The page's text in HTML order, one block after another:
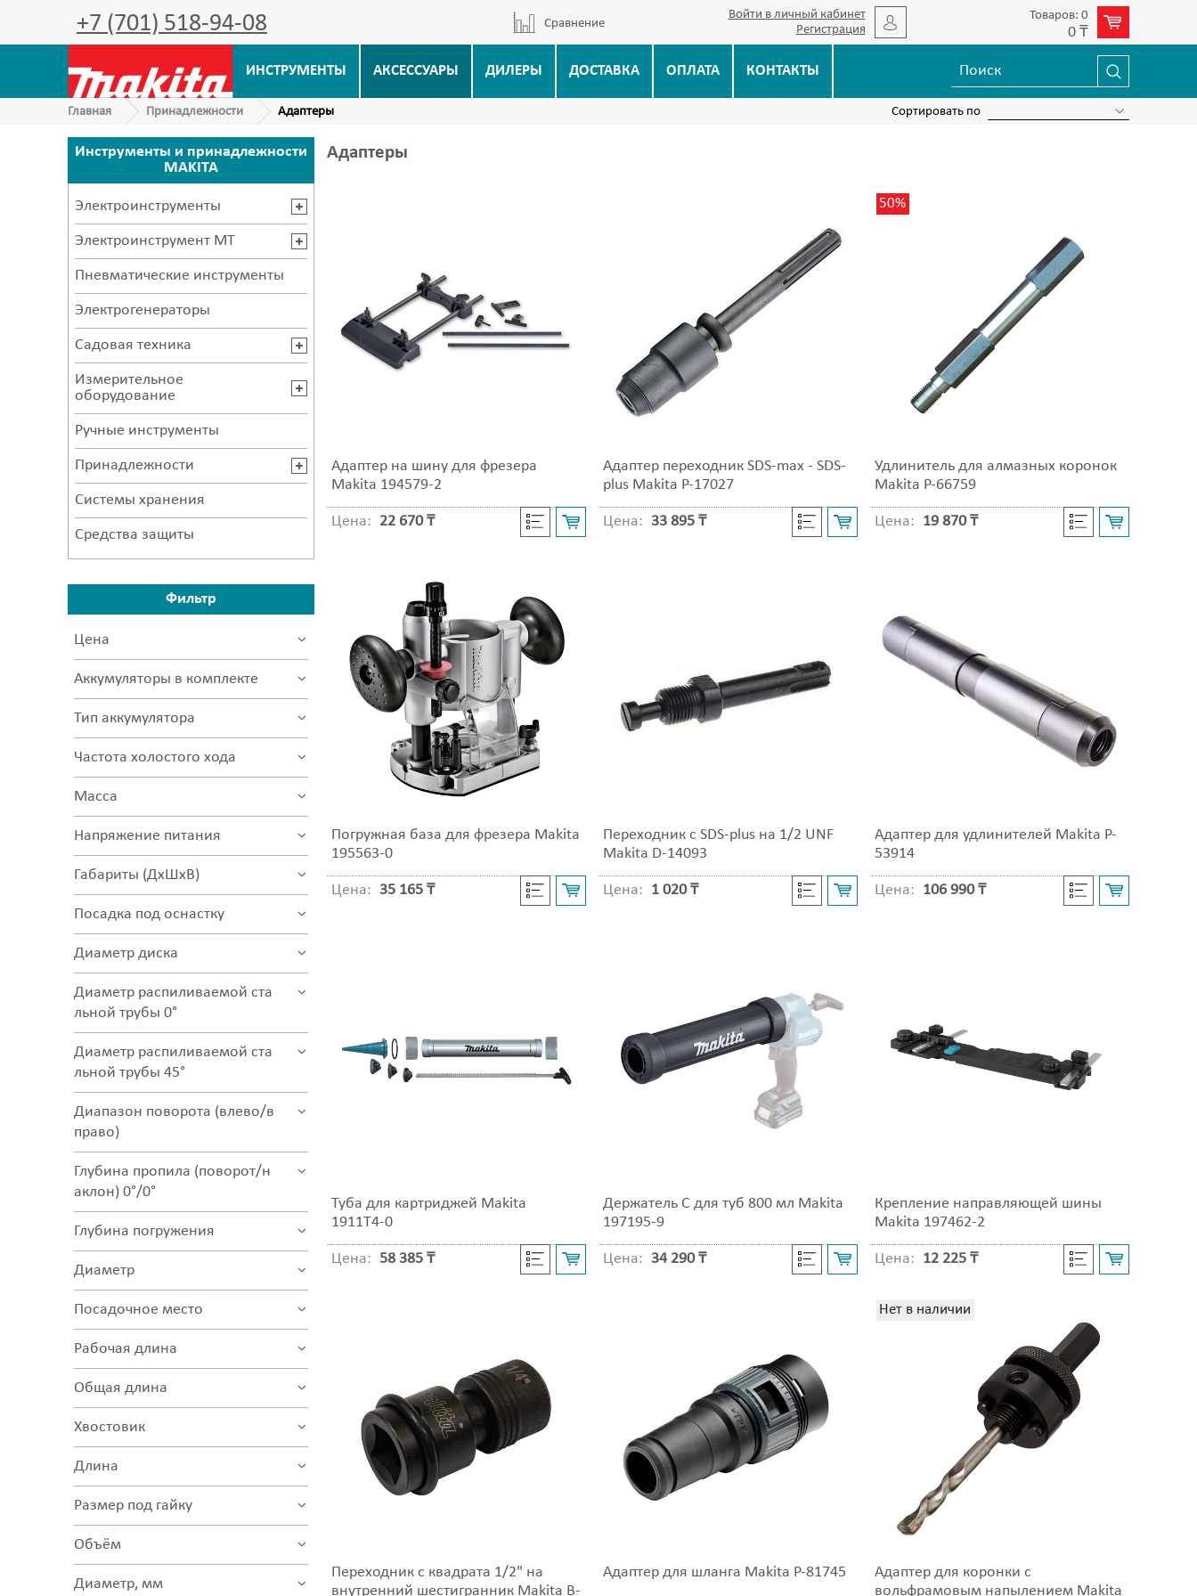
+7 (701) 518-94-08 Сравнение
Войти в личный кабинет
Регистрация
Товаров: 0
0 ₸
ИНСТРУМЕНТЫ АКСЕССУАРЫ ДИЛЕРЫ ДОСТАВКА ОПЛАТА КОНТАКТЫ
Главная Принадлежности Адаптеры Сортировать по
Адаптеры
Адаптер на шину для фрезера
Makita 194579-2
Цена: 22 670 ₸
Адаптер переходник SDS-max - SDS-
plus Makita P-17027
Цена: 33 895 ₸
50%
Удлинитель для алмазных коронок
Makita P-66759
Цена: 19 870 ₸
Погружная база для фрезера Makita
195563-0
Цена: 35 165 ₸
Переходник с SDS-plus на 1/2 UNF
Makita D-14093
Цена: 1 020 ₸
Адаптер для удлинителей Makita P-
53914
Цена: 106 990 ₸
Туба для картриджей Makita
1911T4-0
Цена: 58 385 ₸
Держатель C для туб 800 мл Makita
197195-9
Цена: 34 290 ₸
Крепление направляющей шины
Makita 197462-2
Цена: 12 225 ₸
Переходник с квадрата 1/2" на
внутренний шестигранник Makita B-
Адаптер для шланга Makita P-81745
Нет в наличии
Адаптер для коронки с
вольфрамовым напылением Makita
Инструменты и принадлежности
MAKITA
Электроинструменты
Электроинструмент MT
Пневматические инструменты
Электрогенераторы
Садовая техника
Измерительное
оборудование
Ручные инструменты
Принадлежности
Системы хранения
Средства защиты
Фильтр
Цена
Аккумуляторы в комплекте
Тип аккумулятора
Частота холостого хода
Масса
Напряжение питания
Габариты (ДхШхВ)
Посадка под оснастку
Диаметр диска
Диаметр распиливаемой ста
льной трубы 0°
Диаметр распиливаемой ста
льной трубы 45°
Диапазон поворота (влево/в
право)
Глубина пропила (поворот/н
аклон) 0°/0°
Глубина погружения
Диаметр
Посадочное место
Рабочая длина
Общая длина
Хвостовик
Длина
Размер под гайку
Объём
Диаметр, мм